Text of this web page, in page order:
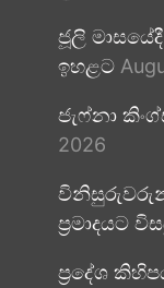
ජූලි
ඉහළට
ජැෆ්නා
2026
ප්‍රමාදයට
ප්‍රදේශ